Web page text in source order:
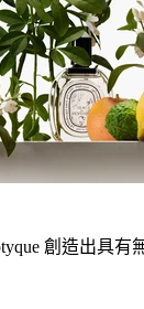
創造出具有